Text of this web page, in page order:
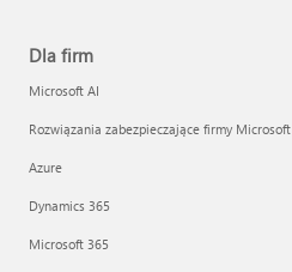
Dla firm
Microsoft AI
Rozwiązania zabezpieczające firmy Microsoft
Azure
Dynamics 365
Microsoft 365